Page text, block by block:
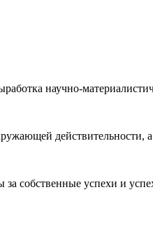
научно-
действительности,
собственные успехи и